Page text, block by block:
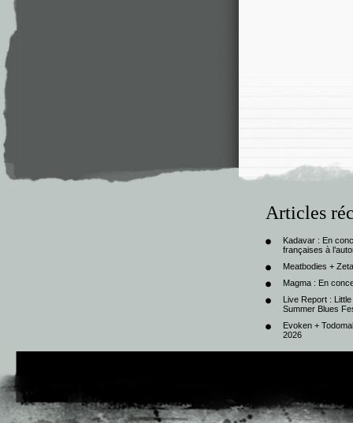
Articles
Kadavar : En
françaises à
Meatbodies +
Magma : En
Live Report :
Summer Blues
Evoken +
2026